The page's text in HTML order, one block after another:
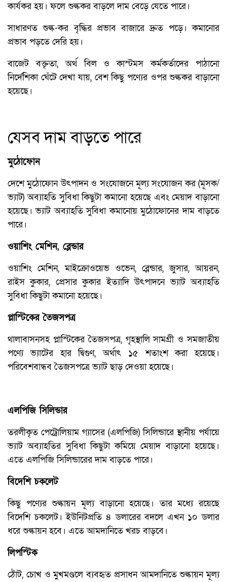
কার্যকর হয়। ফলে শুল্ককর বাড়লে দাম বেড়ে যেতে পারে।
সাধারণত শুল্ক-কর বৃদ্ধির প্রভাব বাজারে দ্রুত পড়ে। কমানোর
প্রভাব পড়তে দেরি হয়।
বাজেট বক্তৃতা, অর্থ বিল ও কাস্টমস কর্মকর্তাদের পাঠানো
নির্দেশিকা ঘেঁটে দেখা যায়, বেশ কিছু পণ্যের ওপর শুল্ককর বাড়ানো
হয়েছে।
যেসব দাম বাড়তে পারে
মুঠোফোন
দেশে মুঠোফোন উৎপাদন ও সংযোজনে মূল্য সংযোজন কর (মূসক/
ভ্যাট) অব্যাহতি সুবিধা কিছুটা কমানো হয়েছে এবং মেয়াদ বাড়ানো
হয়েছে। ভ্যাট অব্যাহতি সুবিধা কমানোয় মুঠোফোনের দাম বাড়তে
পারে।
ওয়াশিং মেশিন, ব্লেন্ডার
ওয়াশিং মেশিন, মাইক্রোওয়েভ ওভেন, ব্লেন্ডার, জুসার, আয়রন,
রাইস কুকার, প্রেসার কুকার ইত্যাদি উৎপাদনে ভ্যাট অব্যাহতি
সুবিধা কিছুটা কমানো হয়েছে।
প্লাস্টিকের তৈজসপত্র
থালাবাসনসহ প্লাস্টিকের তৈজসপত্র, গৃহস্থালি সামগ্রী ও সমজাতীয়
পণ্যে ভ্যাটের হার দ্বিগুণ, অর্থাৎ ১৫ শতাংশ করা হয়েছে।
পরিবেশবান্ধব তৈজসপত্রে ভ্যাট ছাড় দেওয়া হয়েছে।
এলপিজি সিলিন্ডার
তরলীকৃত পেট্রোলিয়াম গ্যাসের (এলপিজি) সিলিন্ডারে স্থানীয় পর্যায়ে
ভ্যাট অব্যাহতির সুবিধা কিছুটা কমিয়ে মেয়াদ বাড়ানো হয়েছে।
এতে এলপিজি সিলিন্ডারের দাম বাড়তে পারে।
বিদেশি চকলেট
কিছু পণ্যের শুল্কায়ন মূল্য বাড়ানো হয়েছে। তার মধ্যে রয়েছে
বিদেশি চকলেট। ইউনিটপ্রতি ৪ ডলারের বদলে এখন ১০ ডলার
ধরে শুল্কায়ন হবে। এতে আমদানিতে খরচ বাড়বে।
লিপস্টিক
ঠোঁট, চোখ ও মুখমণ্ডলে ব্যবহৃত প্রসাধন আমদানিতে শুল্কায়ন মূল্য